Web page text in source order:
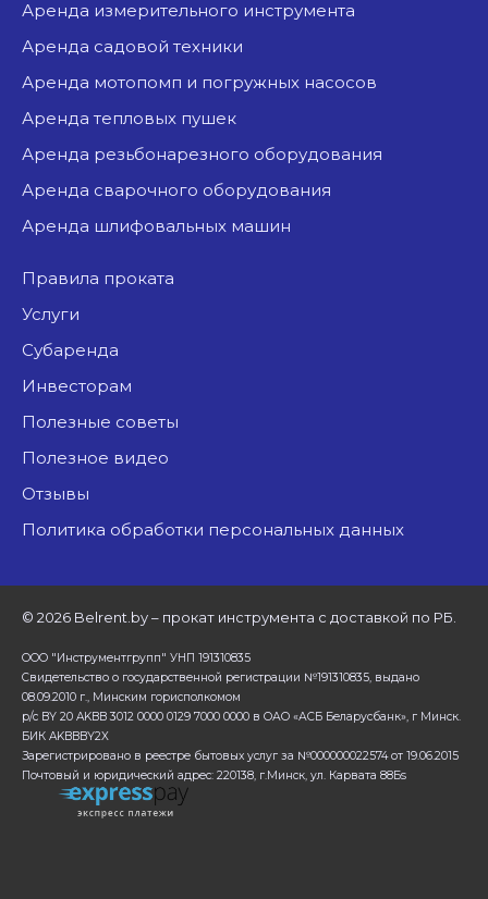
аренда измерительного инструмента
аренда садовой техники
аренда мотопомп и погружных насосов
аренда тепловых пушек
аренда резьбонарезного оборудования
аренда сварочного оборудования
аренда шлифовальных машин
Правила проката
Услуги
Субаренда
Инвесторам
Полезные советы
Полезное видео
Отзывы
Политика обработки персональных данных
© 2026 Belrent.by – прокат инструмента с доставкой по РБ.
ООО "Инструментгрупп" УНП 191310835
Свидетельство о государственной регистрации №191310835, выдано
08.09.2010 г., Минским горисполкомом
р/с BY 20 AKBB 3012 0000 0129 7000 0000 в ОАО «АСБ Беларусбанк», г Минск.
БИК AKBBBY2X
Зарегистрировано в реестре бытовых услуг за №000000022574 от 19.06.2015
Почтовый и юридический адрес: 220138, г.Минск, ул. Карвата 88Бs